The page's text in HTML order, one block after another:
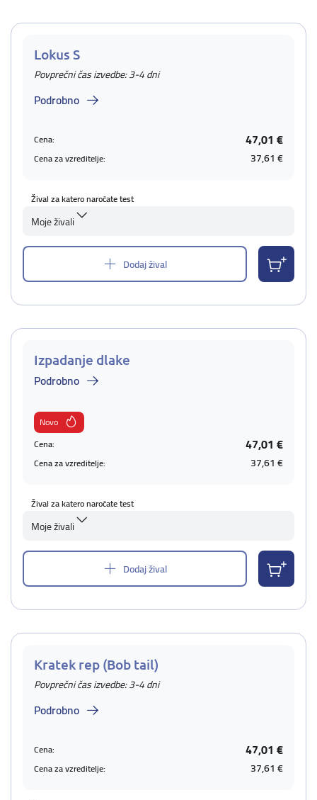
Lokus S
Povprečni čas izvedbe: 3-4 dni
Podrobno
Cena: 47,01 €
Cena za vzreditelje: 37,61 €
Žival za katero naročate test
Moje živali
Dodaj žival
Izpadanje dlake
Podrobno
Novo
Cena:
47,01 €
Cena za vzreditelje: 37,61 €
Žival za katero naročate test
Moje živali
Dodaj žival
Kratek rep (Bob tail)
Povprečni čas izvedbe: 3-4 dni
Podrobno
Cena: 47,01 €
Cena za vzreditelje: 37,61 €